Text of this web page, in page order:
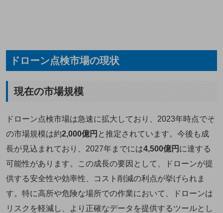
ドローン点検市場の現状
現在の市場規模
ドローン点検市場は急速に拡大しており、2023年時点でそ
の市場規模は約2,000億円 と推定されています。今後も成
長が見込まれており、2027年までには4,500億円 に達する
可能性があります。この成長の要因として、ドローンが提
供する安全性や効率性、コスト削減の利点が挙げられま
す。特に高所や危険な場所での作業において、ドローンは
リスクを軽減し、より正確なデータを提供するツールとし